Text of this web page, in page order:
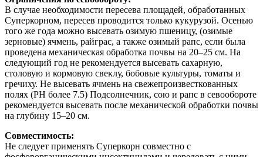
В случае необходимости пересева площадей, обработанных
Суперкорном, пересев проводится только кукурузой. Осенью
того же года можно высевать озимую пшеницу, (озимые
зерновые) ячмень, райграс, а также озимый рапс, если была
проведена механическая обработка почвы на 20–25 см. На
следующий год не рекомендуется высевать сахарную,
столовую и кормовую свеклу, бобовые культуры, томаты и
гречиху. Не высевать ячмень на свежепроизвесткованных
полях (РН более 7.5) Подсолнечник, сою и рапс в севообороте
рекомендуется высевать после механической обработки почвы
на глубину 15–20 см.
Совместимость:
Не следует применять Суперкорн совместно с